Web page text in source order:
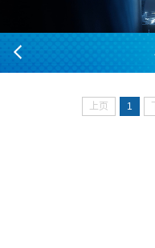
上页 1